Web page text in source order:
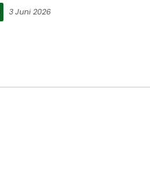
3 Juni 2026